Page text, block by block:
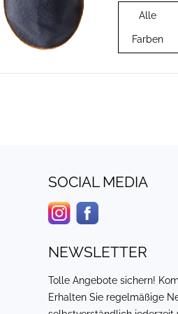
die
hängen
Vier Paar
Ihrer
Falls keine
Alle
Farben
SOCIAL MEDIA
NEWSLETTER
Tolle Angebote sichern!
Erhalten Sie regelmäßige